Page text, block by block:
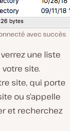
avec succès
une liste
site.
site, qui porte
ou s’appelle
et recherchez